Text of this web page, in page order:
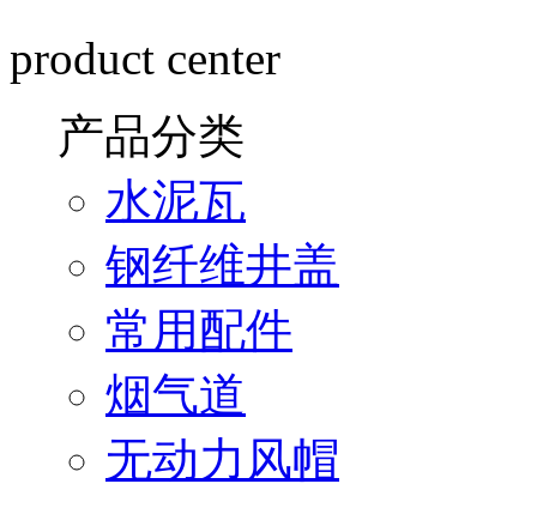
product center
产品分类
水泥瓦
钢纤维井盖
常用配件
烟气道
无动力风帽